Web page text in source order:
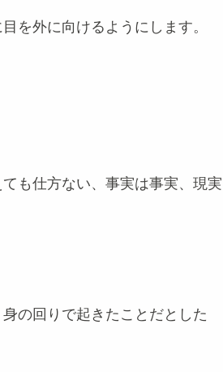
を外に向けるようにします。
も仕方ない、事実は事実、現実
の回りで起きたことだとした